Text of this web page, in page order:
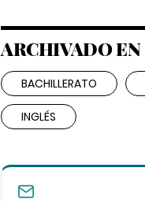
ARCHIVADO EN
BACHILLERATO
INGLÉS